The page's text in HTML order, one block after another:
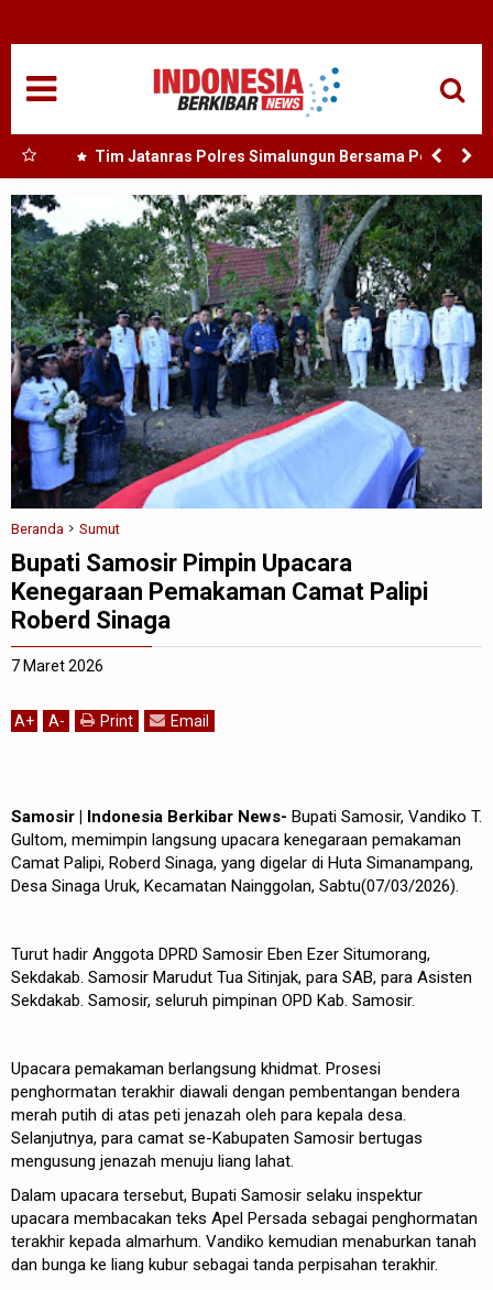
Tim Jatanras Polres Simalungun Bersama Polsek
Gunung Malela Tangkap Tersangka Curas di Riau Usai
Buron Lintas Provinsi
Beranda Sumut
Bupati Samosir Pimpin Upacara
Kenegaraan Pemakaman Camat Palipi
Roberd Sinaga
7 Maret 2026
A+ A- Print Email
Samosir | Indonesia Berkibar News- Bupati Samosir, Vandiko T.
Gultom, memimpin langsung upacara kenegaraan pemakaman
Camat Palipi, Roberd Sinaga, yang digelar di Huta Simanampang,
Desa Sinaga Uruk, Kecamatan Nainggolan, Sabtu(07/03/2026).
Turut hadir Anggota DPRD Samosir Eben Ezer Situmorang,
Sekdakab. Samosir Marudut Tua Sitinjak, para SAB, para Asisten
Sekdakab. Samosir, seluruh pimpinan OPD Kab. Samosir.
Upacara pemakaman berlangsung khidmat. Prosesi
penghormatan terakhir diawali dengan pembentangan bendera
merah putih di atas peti jenazah oleh para kepala desa.
Selanjutnya, para camat se-Kabupaten Samosir bertugas
mengusung jenazah menuju liang lahat.
Dalam upacara tersebut, Bupati Samosir selaku inspektur
upacara membacakan teks Apel Persada sebagai penghormatan
terakhir kepada almarhum. Vandiko kemudian menaburkan tanah
dan bunga ke liang kubur sebagai tanda perpisahan terakhir.
NASIONAL
SUMUT
MEDAN
TANJUNGBALAI
ACEH
EDUKASI
ADVETORIAL
REDAKSI